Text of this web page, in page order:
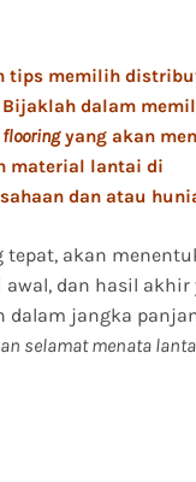
tips memilih
dalam
flooringyang akan
material lantai di
dan atau
tepat, akan
awal, dan hasil akhir
dalam jangka
selamat menata